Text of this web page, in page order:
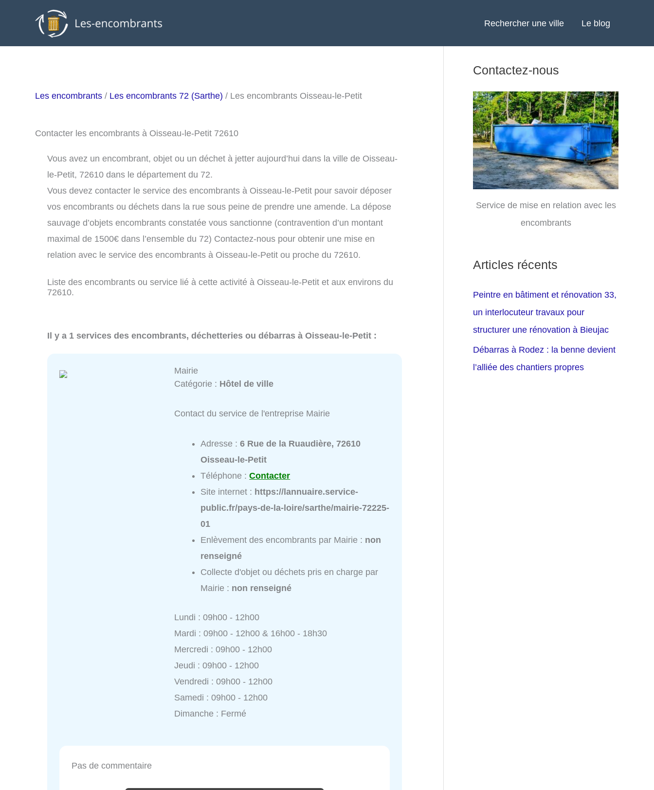
Rechercher une ville Le blog
Les encombrants / Les encombrants 72 (Sarthe) / Les encombrants Oisseau-le-Petit
Contacter les encombrants à Oisseau-le-Petit 72610
Vous avez un encombrant, objet ou un déchet à jetter aujourd’hui dans la ville de Oisseau-
le-Petit, 72610 dans le département du 72.
Vous devez contacter le service des encombrants à Oisseau-le-Petit pour savoir déposer
vos encombrants ou déchets dans la rue sous peine de prendre une amende. La dépose
sauvage d’objets encombrants constatée vous sanctionne (contravention d’un montant
maximal de 1500€ dans l’ensemble du 72) Contactez-nous pour obtenir une mise en
relation avec le service des encombrants à Oisseau-le-Petit ou proche du 72610.
Liste des encombrants ou service lié à cette activité à Oisseau-le-Petit et aux environs du
72610.
Il y a 1 services des encombrants, déchetteries ou débarras à Oisseau-le-Petit :
Mairie
Catégorie : Hôtel de ville
Contact du service de l'entreprise Mairie
Adresse :6 Rue de la Ruaudière, 72610
Oisseau-le-Petit
Téléphone :Contacter
Site internet : https://lannuaire.service-
public.fr/pays-de-la-loire/sarthe/mairie-72225-
01
Enlèvement des encombrants par Mairie : non
renseigné
Collecte d'objet ou déchets pris en charge par
Mairie : non renseigné
Lundi : 09h00 - 12h00
Mardi : 09h00 - 12h00 & 16h00 - 18h30
Mercredi : 09h00 - 12h00
Jeudi : 09h00 - 12h00
Vendredi : 09h00 - 12h00
Samedi : 09h00 - 12h00
Dimanche : Fermé
Pas de commentaire
Contactez-nous
Service de mise en relation avec les
encombrants
Articles récents
Peintre en bâtiment et rénovation 33,
un interlocuteur travaux pour
structurer une rénovation à Bieujac
Débarras à Rodez : la benne devient
l’alliée des chantiers propres